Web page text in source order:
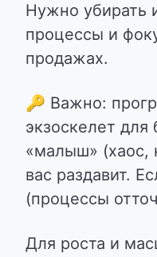
Нужно убирать
процессы и
продажах.
🔑 Важно:
экзоскелет для
«малыш» (хаос,
вас раздавит.
(процессы
Для роста и